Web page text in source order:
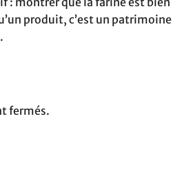
produit, c’est un patrimoine
fermés.